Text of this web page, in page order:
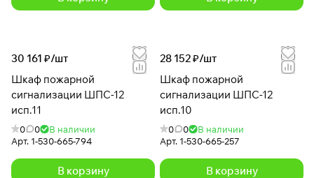
30 161 ₽/шт
Шкаф пожарной
сигнализации ШПС-12
исп.11
0 0
В наличии
Арт. 1-530-665-794
В корзину
28 152 ₽/шт
Шкаф пожарной
сигнализации ШПС-12
исп.10
0 0
В наличии
Арт. 1-530-665-257
В корзину